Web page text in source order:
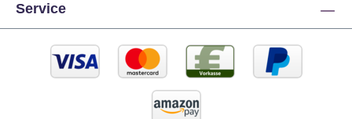
Service